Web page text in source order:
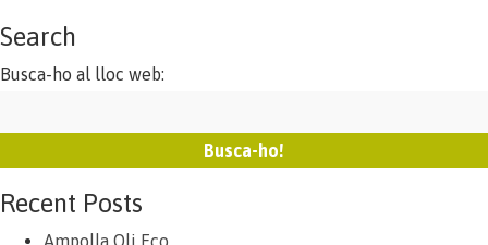
Search
Busca-ho al lloc web:
Recent Posts
Ampolla Oli Eco